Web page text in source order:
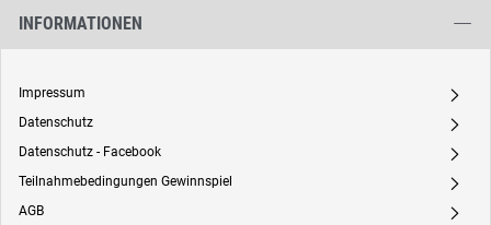
INFORMATIONEN
Impressum A
Datenschutz A
Datenschutz - Facebook A
Teilnahmebedingungen Gewinnspiel A
AGB A